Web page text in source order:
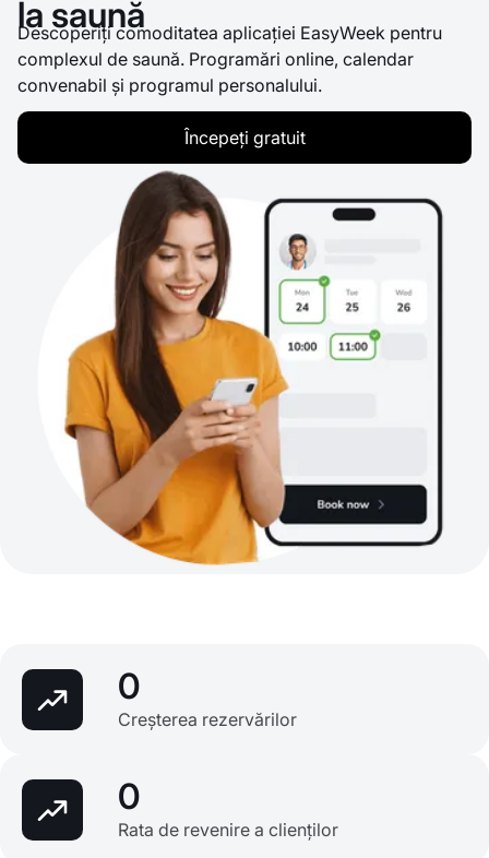
la saună
Descoperiți comoditatea aplicației EasyWeek pentru
complexul de saună. Programări online, calendar
convenabil și programul personalului.
Începeți gratuit
0
Creșterea rezervărilor
0
Rata de revenire a clienților